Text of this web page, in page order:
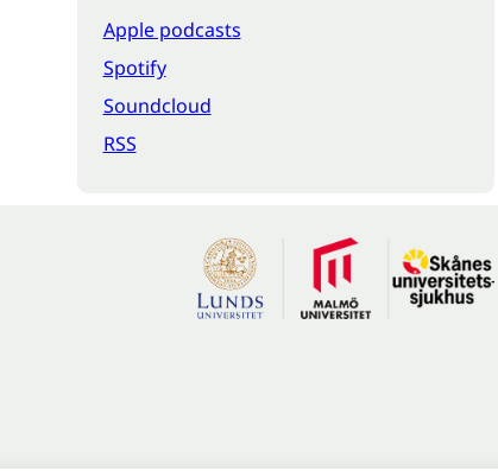
Apple podcasts
Spotify
Soundcloud
RSS